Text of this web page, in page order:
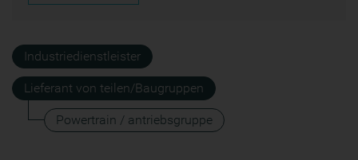
Industriedienstleister
Lieferant von teilen/Baugruppen
Powertrain / antriebsgruppe